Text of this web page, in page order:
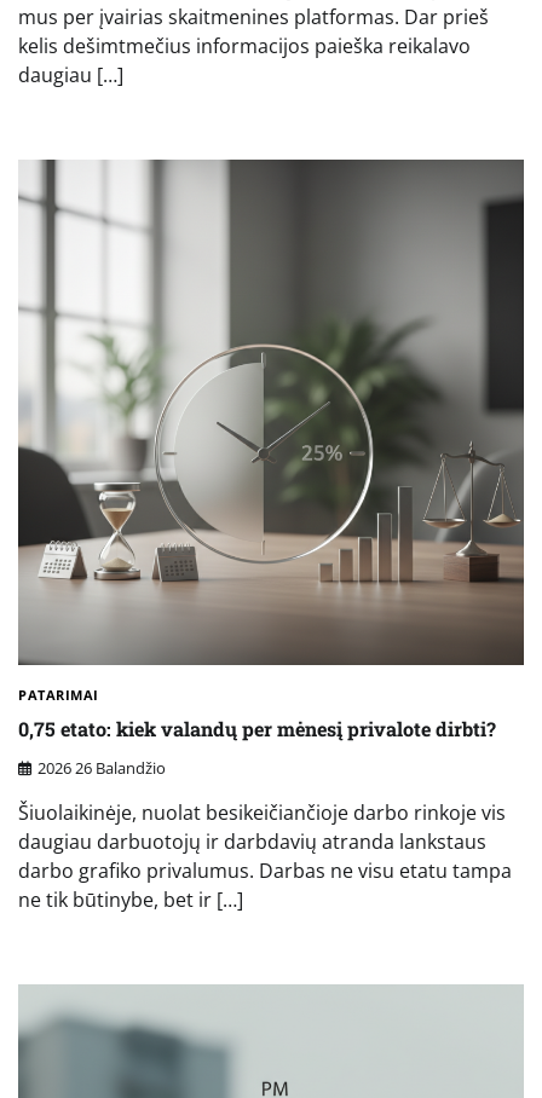
mus per įvairias skaitmenines platformas. Dar prieš
kelis dešimtmečius informacijos paieška reikalavo
daugiau […]
PATARIMAI
0,75 etato: kiek valandų per mėnesį privalote dirbti?
2026 26 Balandžio
Šiuolaikinėje, nuolat besikeičiančioje darbo rinkoje vis
daugiau darbuotojų ir darbdavių atranda lankstaus
darbo grafiko privalumus. Darbas ne visu etatu tampa
ne tik būtinybe, bet ir […]